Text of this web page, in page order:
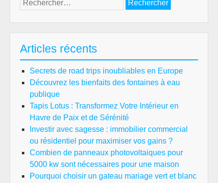
Articles récents
Secrets de road trips inoubliables en Europe
Découvrez les bienfaits des fontaines à eau
publique
Tapis Lotus : Transformez Votre Intérieur en
Havre de Paix et de Sérénité
Investir avec sagesse : immobilier commercial
ou résidentiel pour maximiser vos gains ?
Combien de panneaux photovoltaiques pour
5000 kw sont nécessaires pour une maison
Pourquoi choisir un gateau mariage vert et blanc